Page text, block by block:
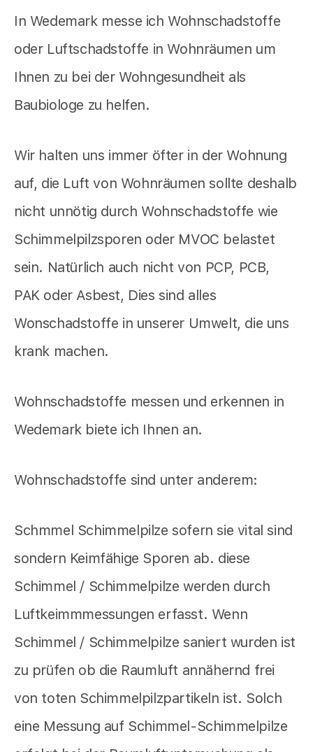
In Wedemark messe ich Wohnschadstoffe
oder Luftschadstoffe in Wohnräumen um
Ihnen zu bei der Wohngesundheit als
Baubiologe zu helfen.
Wir halten uns immer öfter in der Wohnung
auf, die Luft von Wohnräumen sollte deshalb
nicht unnötig durch Wohnschadstoffe wie
Schimmelpilzsporen oder MVOC belastet
sein. Natürlich auch nicht von PCP, PCB,
PAK oder Asbest, Dies sind alles
Wonschadstoffe in unserer Umwelt, die uns
krank machen.
Wohnschadstoffe messen und erkennen in
Wedemark biete ich Ihnen an.
Wohnschadstoffe sind unter anderem:
Schmmel Schimmelpilze sofern sie vital sind
sondern Keimfähige Sporen ab. diese
Schimmel / Schimmelpilze werden durch
Luftkeimmmessungen erfasst. Wenn
Schimmel / Schimmelpilze saniert wurden ist
zu prüfen ob die Raumluft annähernd frei
von toten Schimmelpilzpartikeln ist. Solch
eine Messung auf Schimmel-Schimmelpilze